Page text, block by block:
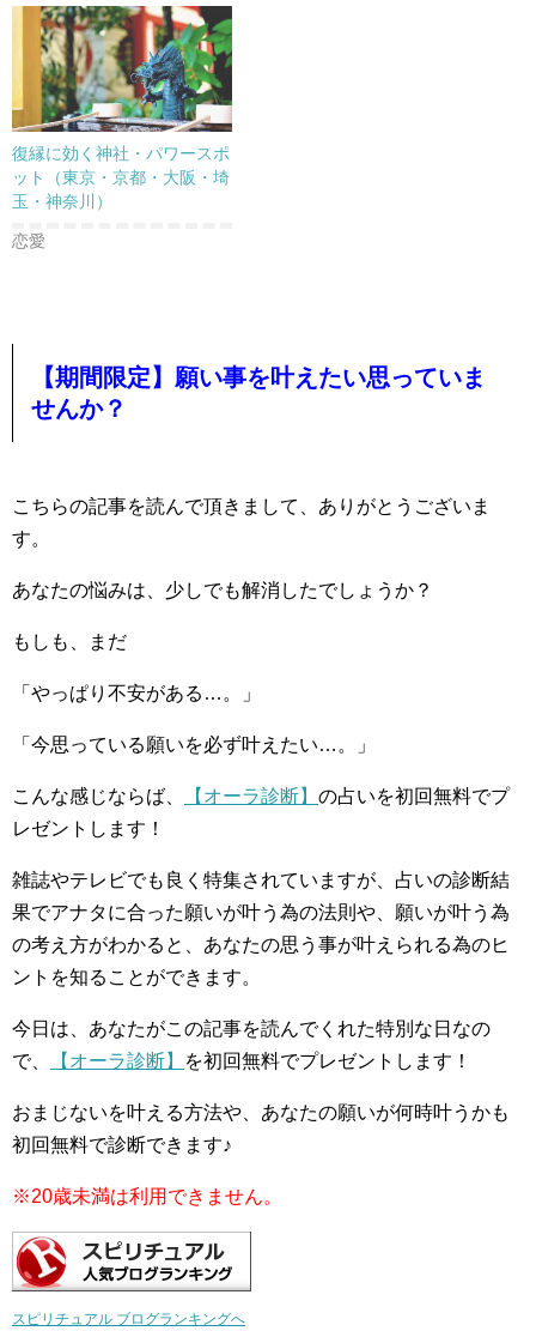
復縁に効く神社・パワースポ
ット（東京・京都・大阪・埼
玉・神奈川）
恋愛
【期間限定】願い事を叶えたい思っていま
せんか？
こちらの記事を読んで頂きまして、ありがとうございま
す。
あなたの悩みは、少しでも解消したでしょうか？
もしも、まだ
「やっぱり不安がある…。」
「今思っている願いを必ず叶えたい…。」
こんな感じならば、 【オーラ診断】 の占いを初回無料でプ
レゼントします！
雑誌やテレビでも良く特集されていますが、占いの診断結
果でアナタに合った願いが叶う為の法則や、願いが叶う為
の考え方がわかると、あなたの思う事が叶えられる為のヒ
ントを知ることができます。
今日は、あなたがこの記事を読んでくれた特別な日なの
で、
【オーラ診断】 を初回無料でプレゼントします！
おまじないを叶える方法や、あなたの願いが何時叶うかも
初回無料で診断できます♪
※20歳未満は利用できません。
スピリチュアル ブログランキングへ